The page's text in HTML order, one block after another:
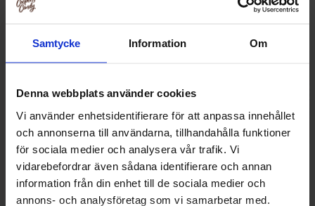
Samtycke Information Om
Denna webbplats använder cookies
Vi använder enhetsidentifierare för att anpassa innehållet
och annonserna till användarna, tillhandahålla funktioner
för sociala medier och analysera vår trafik. Vi
vidarebefordrar även sådana identifierare och annan
information från din enhet till de sociala medier och
annons- och analysföretag som vi samarbetar med.
Dr Sour Cubes 90g
Mike and Ike